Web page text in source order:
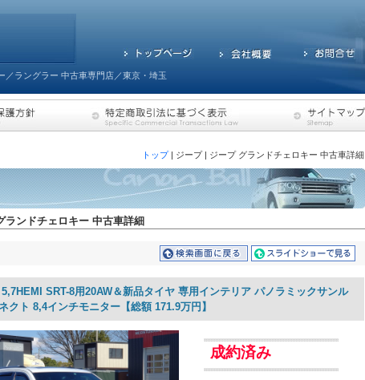
／ラングラー 中古車専門店／東京・埼玉
トップ| ジープ | ジープ グランドチェロキー 中古車詳細
ランドチェロキー 中古車詳細
SRT-8用20AW＆新品タイヤ 専用インテリア パノラミックサンル
クト 8,4インチモニター【総額 171.9万円】
成約済み